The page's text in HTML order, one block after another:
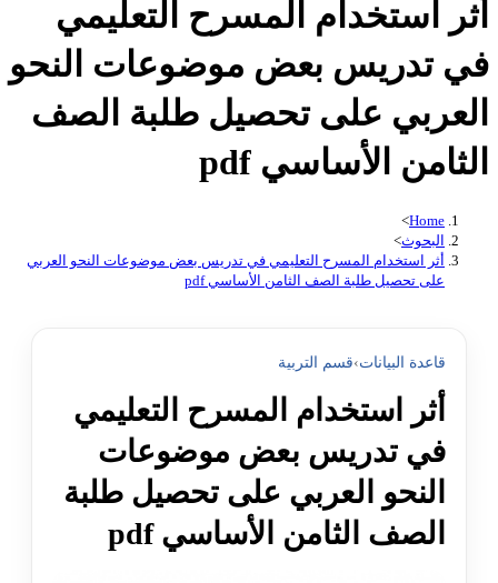
أثر استخدام المسرح التعليمي
في تدريس بعض موضوعات النحو
العربي على تحصيل طلبة الصف
الثامن الأساسي pdf
Home
>
البحوث>
أثر استخدام المسرح التعليمي في تدريس بعض موضوعات النحو العربي
على تحصيل طلبة الصف الثامن الأساسي pdf
قاعدة البيانات›قسم التربية
أثر استخدام المسرح التعليمي
في تدريس بعض موضوعات
النحو العربي على تحصيل طلبة
الصف الثامن الأساسي pdf